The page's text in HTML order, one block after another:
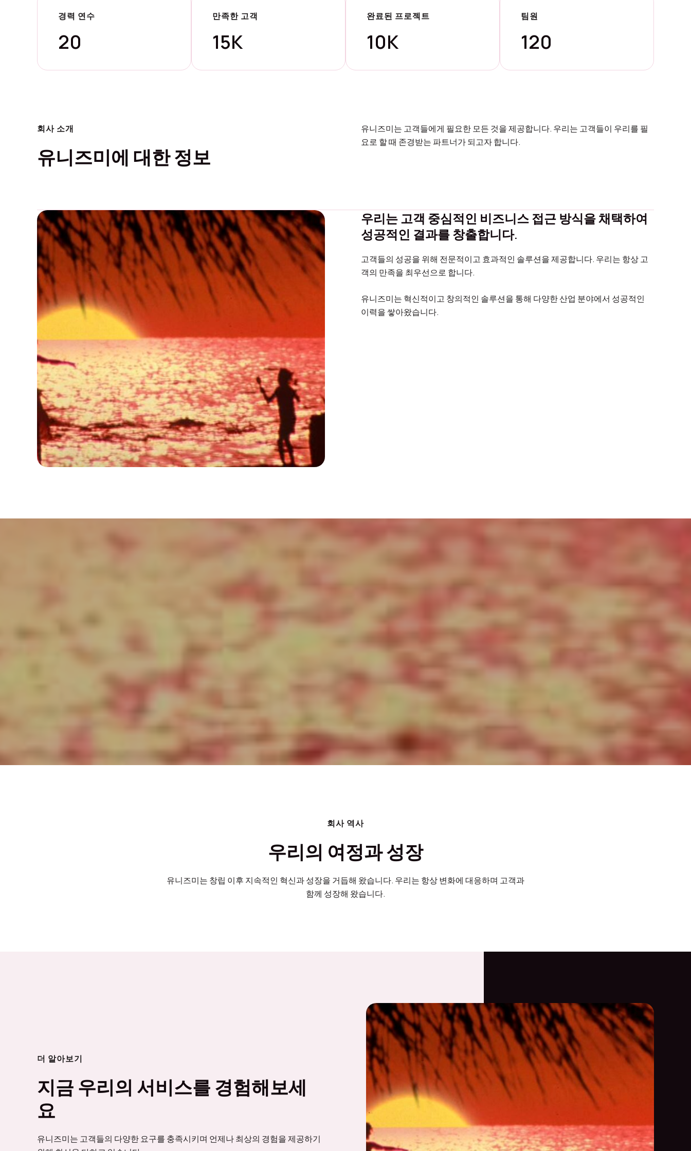
경력 연수
20
만족한 고객
15K
완료된 프로젝트
10K
팀원
120
회사 소개
유니즈미에 대한 정보
유니즈미는 고객들에게 필요한 모든 것을 제공합니다. 우리는 고객들이 우리를 필
요로 할 때 존경받는 파트너가 되고자 합니다.
우리는 고객 중심적인 비즈니스 접근 방식을 채택하여
성공적인 결과를 창출합니다.
고객들의 성공을 위해 전문적이고 효과적인 솔루션을 제공합니다. 우리는 항상 고
객의 만족을 최우선으로 합니다.
유니즈미는 혁신적이고 창의적인 솔루션을 통해 다양한 산업 분야에서 성공적인
이력을 쌓아왔습니다.
회사 역사
우리의 여정과 성장
유니즈미는 창립 이후 지속적인 혁신과 성장을 거듭해 왔습니다. 우리는 항상 변화에 대응하며 고객과
함께 성장해 왔습니다.
더 알아보기
지금 우리의 서비스를 경험해보세
요
유니즈미는 고객들의 다양한 요구를 충족시키며 언제나 최상의 경험을 제공하기